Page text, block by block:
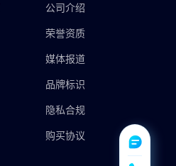
公司介绍
荣誉资质
媒体报道
品牌标识
隐私合规
购买协议